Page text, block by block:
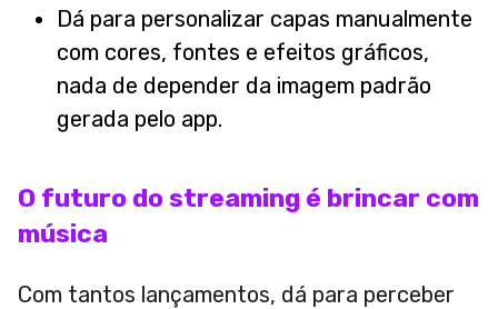
Dá para personalizar capas manualmente
com cores, fontes e efeitos gráficos,
nada de depender da imagem padrão
gerada pelo app.
O futuro do streaming é brincar com
música
Com tantos lançamentos, dá para perceber